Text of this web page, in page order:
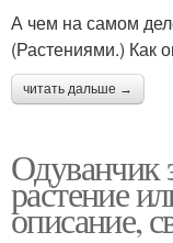
А чем на самом
(Растениями.) Как
читать дальше →
Одуванчик
растение
описание,